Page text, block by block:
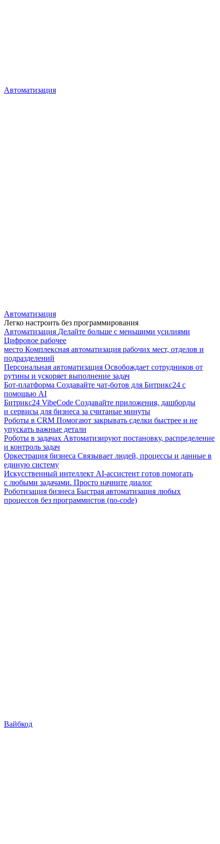
Автоматизация
Автоматизация
Легко настроить без программирования
Автоматизация Делайте больше с меньшими усилиями
Цифровое рабочее
место Комплексная автоматизация рабочих мест, отделов и
подразделений
Персональная автоматизация Освобождает сотрудников от
рутины и ускоряет выполнение задач
Бот-платформа Создавайте чат-ботов для Битрикс24 с
помощью AI
Битрикс24 VibeCode Создавайте приложения, дашборды
и сервисы для бизнеса за считаные минуты
Роботы в CRM Помогают закрывать сделки быстрее и не
упускать важные детали
Роботы в задачах Автоматизируют постановку, распределение
и контроль задач
Оркестрация бизнеса Связывает людей, процессы и данные в
единую систему
Искусственный интеллект AI-ассистент готов помогать
с любыми задачами. Просто начните диалог
Роботизация бизнеса Быстрая автоматизация любых
процессов без программистов (no-code)
Вайбкод